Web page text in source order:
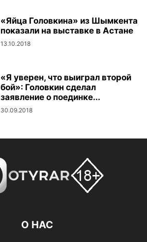
«Яйца Головкина» из Шымкента
показали на выставке в Астане
13.10.2018
«Я уверен, что выиграл второй
бой»: Головкин сделал
заявление о поединке...
30.09.2018
О НАС